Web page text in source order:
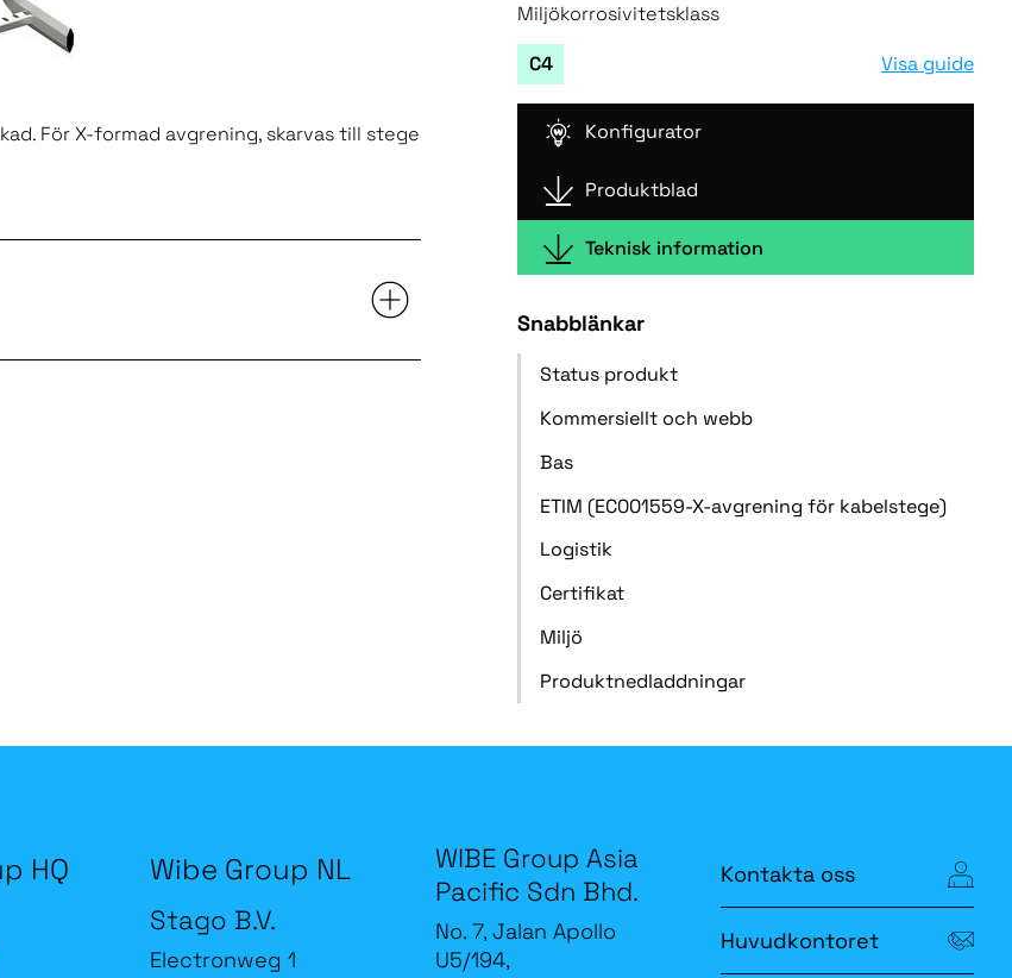
För X-formad avgrening, skarvas till stege
Miljökorrosivitetsklass
C4 Visa guide
Konfigurator
Produktblad
Teknisk information
Snabblänkar
Status produkt
Kommersiellt och webb
Bas
ETIM (EC001559-X-avgrening för kabelstege)
Logistik
Certifikat
Miljö
Produktnedladdningar
HQ Wibe Group NL
Stago B.V.
Electronweg 1
WIBE Group Asia
Pacific Sdn Bhd.
No. 7, Jalan Apollo
U5/194,
Kontakta oss
Huvudkontoret